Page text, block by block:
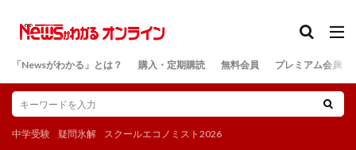
「Newsがわかる」とは？ 購入・定期購読 無料会員 プレミアム会員
中学受験 疑問氷解 スクールエコノミスト2026
検索